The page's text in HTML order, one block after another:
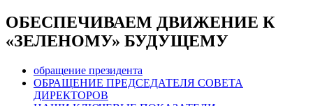
ОБЕСПЕЧИВАЕМ ДВИЖЕНИЕ К
«ЗЕЛЕНОМУ» БУДУЩЕМУ
обращение президента
ОБРАЩЕНИЕ ПРЕДСЕДАТЕЛЯ СОВЕТА
ДИРЕКТОРОВ